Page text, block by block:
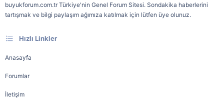
buyukforum.com.tr Türkiye'nin Genel Forum Sitesi. Sondakika haberlerini
tartışmak ve bilgi paylaşım ağımıza katılmak için lütfen üye olunuz.
Hızlı Linkler
Anasayfa
Forumlar
İletişim